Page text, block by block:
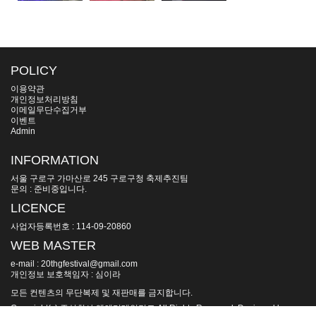
POLICY
이용약관
개인정보처리방침
이메일무단수집거부
이벤트
Admin
INFORMATION
서울 구로구 가마산로 245 구로구청 축제추진팀
문의 : 준비중입니다.
LICENCE
사업자등록번호 : 114-09-20860
WEB MASTER
e-mail : 20thgfestival@gmail.com
개인정보 보호책임자 : 심이라
모든 컨텐츠의 무단복제 및 재판매를 금지합니다.
Copyright(c) 주식회사 엠엔터테인먼트 All Rights Reserved. Designed by